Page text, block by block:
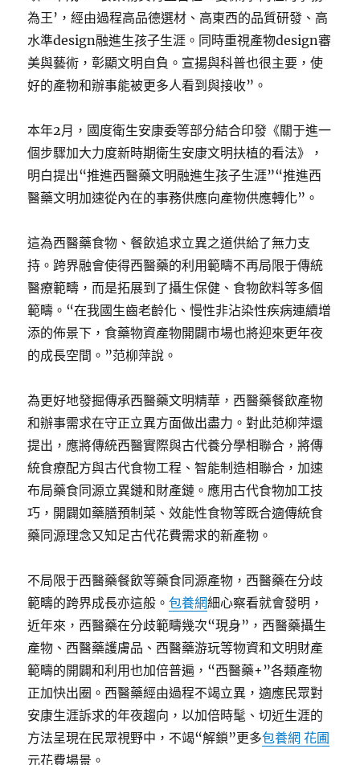
為王’，經由過程高品德選材、高東西的品質研發、高
水準design融進生孩子生涯。同時重視產物design審
美與藝術，彰顯文明自負。宣揚與科普也很主要，使
好的產物和辦事能被更多人看到與接收”。
本年2月，國度衛生安康委等部分結合印發《關于進一
個步驟加大力度新時期衛生安康文明扶植的看法》，
明白提出“推進西醫藥文明融進生孩子生涯”“推進西
醫藥文明加速從內在的事務供應向產物供應轉化”。
這為西醫藥食物、餐飲追求立異之道供給了無力支
持。跨界融會使得西醫藥的利用範疇不再局限于傳統
醫療範疇，而是拓展到了攝生保健、食物飲料等多個
範疇。“在我國生齒老齡化、慢性非沾染性疾病連續增
添的佈景下，食藥物資產物開闢市場也將迎來更年夜
的成長空間。”范柳萍說。
為更好地發掘傳承西醫藥文明精華，西醫藥餐飲產物
和辦事需求在守正立異方面做出盡力。對此范柳萍還
提出，應將傳統西醫實際與古代養分學相聯合，將傳
統食療配方與古代食物工程、智能制造相聯合，加速
布局藥食同源立異鏈和財產鏈。應用古代食物加工技
巧，開闢如藥膳預制菜、效能性食物等既合適傳統食
藥同源理念又知足古代花費需求的新產物。
不局限于西醫藥餐飲等藥食同源產物，西醫藥在分歧
範疇的跨界成長亦這般。包養網細心察看就會發明，
近年來，西醫藥在分歧範疇幾次“現身”，西醫藥攝生
產物、西醫藥護膚品、西醫藥游玩等物資和文明財產
範疇的開闢和利用也加倍普遍，“西醫藥+”各類產物
正加快出圈。西醫藥經由過程不竭立異，適應民眾對
安康生涯訴求的年夜趨向，以加倍時髦、切近生涯的
方法呈現在民眾視野中，不竭“解鎖”更多包養網 花圃
元花費場景。